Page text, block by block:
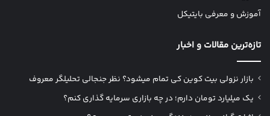
آموزش و معرفی بایتیکل
تازه‌ترین مقالات و اخبار
بازار نزولی بیت کوین کی تمام میشود؟ نظر جنجالی تحلیلگر معروف
یک میلیارد تومان دارم؛ در چه بازاری سرمایه گذاری کنم؟